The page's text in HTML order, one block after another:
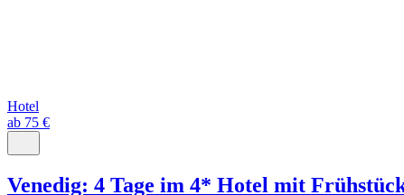
Hotel
ab 75 €
Venedig: 4 Tage im 4* Hotel mit